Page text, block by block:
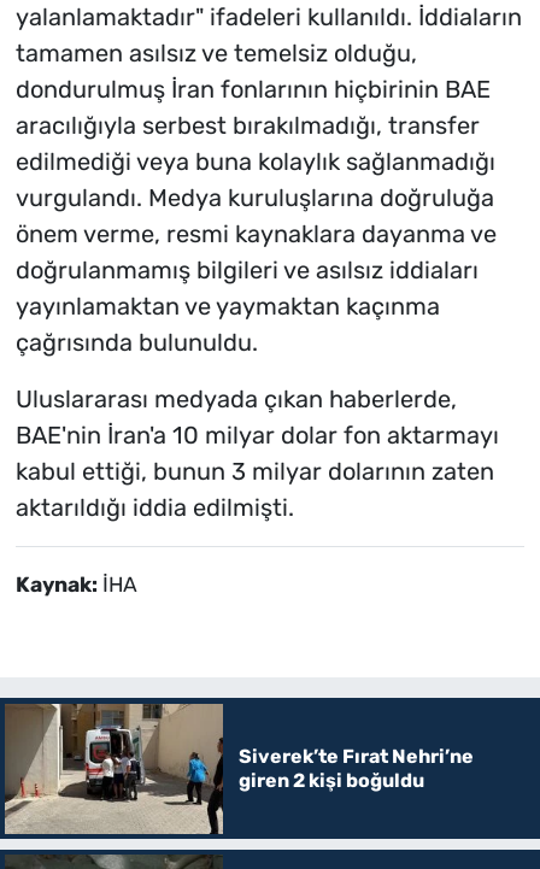
yalanlamaktadır" ifadeleri kullanıldı. İddiaların
tamamen asılsız ve temelsiz olduğu,
dondurulmuş İran fonlarının hiçbirinin BAE
aracılığıyla serbest bırakılmadığı, transfer
edilmediği veya buna kolaylık sağlanmadığı
vurgulandı. Medya kuruluşlarına doğruluğa
önem verme, resmi kaynaklara dayanma ve
doğrulanmamış bilgileri ve asılsız iddiaları
yayınlamaktan ve yaymaktan kaçınma
çağrısında bulunuldu.
Uluslararası medyada çıkan haberlerde,
BAE'nin İran'a 10 milyar dolar fon aktarmayı
kabul ettiği, bunun 3 milyar dolarının zaten
aktarıldığı iddia edilmişti.
Kaynak: İHA
Siverek’te Fırat Nehri’ne
giren 2 kişi boğuldu